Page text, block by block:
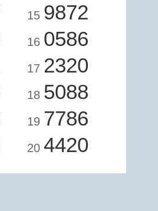
15 9872
16 0586
17 2320
18 5088
19 7786
20 4420